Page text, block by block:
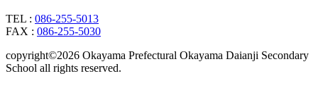
TEL : 086-255-5013
FAX : 086-255-5030
copyright©2026 Okayama Prefectural Okayama Daianji Secondary
School all rights reserved.